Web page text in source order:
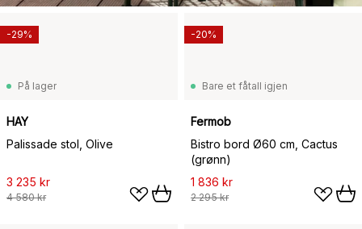
På lager
HAY
Palissade stol, Olive
3 235 kr
4 580 kr
-29%
Bare et fåtall igjen
Fermob
Bistro bord Ø60 cm, Cactus
(grønn)
1 836 kr
2 295 kr
-20%